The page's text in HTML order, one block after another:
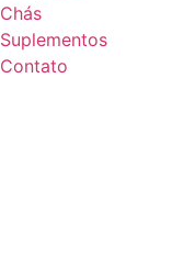
Chás
Suplementos
Contato